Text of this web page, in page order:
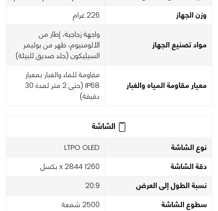
وزن الجهاز 226 غرام
مواد تصنيع الجهاز
واجهة زجاجية، إطار من
الألومنيوم، ظهر من بوليمر
السيليكون (جلد صديق للبيئة)
معيار مقاومة المياه والغبار
مقاومة للماء والغبار بمعيار
IP68 (حتى 2 متر لمدة 30
دقيقة)
الشاشة
نوع الشاشة LTPO OLED
دقة الشاشة 1260 x 2844 بكسل
نسبة الطول إلى العرض 20:9
سطوع الشاشة 2500 شمعة